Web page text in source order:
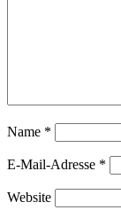
Name *
E-Mail-Adresse *
Website